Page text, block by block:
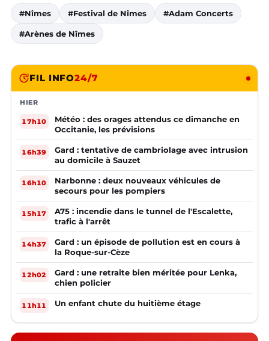
#Nîmes #Festival de Nîmes #Adam Concerts
#Arènes de Nîmes
FIL INFO24/7
HIER
17h10
Météo : des orages attendus ce dimanche en
Occitanie, les prévisions
16h39
Gard : tentative de cambriolage avec intrusion
au domicile à Sauzet
16h10
Narbonne : deux nouveaux véhicules de
secours pour les pompiers
15h17
A75 : incendie dans le tunnel de l'Escalette,
trafic à l'arrêt
14h37
Gard : un épisode de pollution est en cours à
la Roque-sur-Cèze
12h02
Gard : une retraite bien méritée pour Lenka,
chien policier
11h11 Un enfant chute du huitième étage